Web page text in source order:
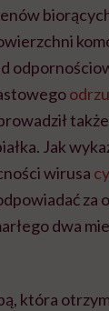
Jak
wirusa
za
dwa
która